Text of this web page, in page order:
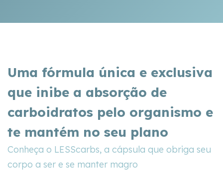
Uma fórmula única e exclusiva
que inibe a absorção de
carboidratos pelo organismo e
te mantém no seu plano
Conheça o LESScarbs, a cápsula que obriga seu
corpo a ser e se manter magro